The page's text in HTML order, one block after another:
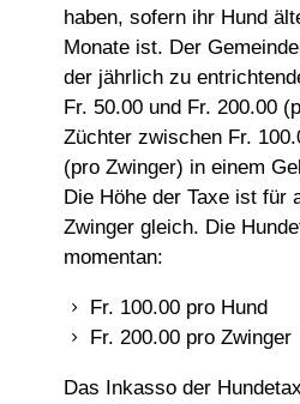
haben, sofern ihr Hund
Monate ist. Der
der jährlich zu
Fr. 50.00 und Fr. 200.00
Züchter zwischen Fr.
(pro Zwinger) in einem
Die Höhe der Taxe ist für
Zwinger gleich. Die
momentan:
Fr. 100.00 pro Hund
Fr. 200.00 pro Zwinger
Das Inkasso der